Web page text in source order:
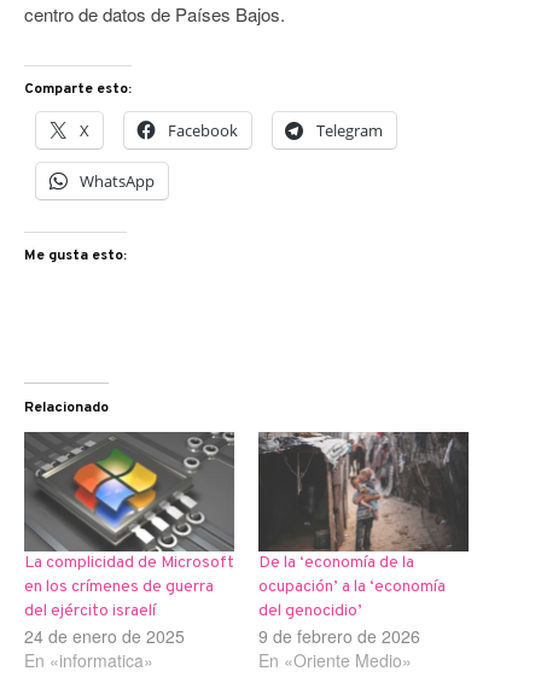
centro de datos de Países Bajos.
Comparte esto:
X Facebook Telegram
WhatsApp
Me gusta esto:
Relacionado
La complicidad de Microsoft
en los crímenes de guerra
del ejército israelí
24 de enero de 2025
En «informatica»
De la ‘economía de la
ocupación’ a la ‘economía
del genocidio’
9 de febrero de 2026
En «Oriente Medio»